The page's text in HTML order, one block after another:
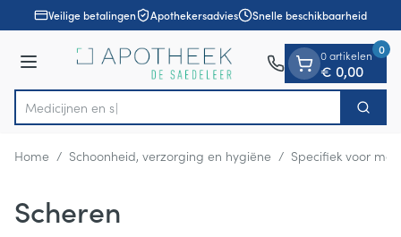
Ga naar de inhoud
1 van 1Veilige betalingen Apothekersadvies Snelle beschikbaarheid
Menu
Product, merk, categorie... Zoek
0 artikelen
€ 0,00
0
Home / Schoonheid, verzorging en hygiëne / Specifiek voor
Scheren